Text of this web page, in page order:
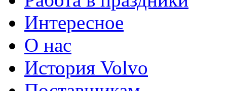
Интересное
О нас
История Volvo